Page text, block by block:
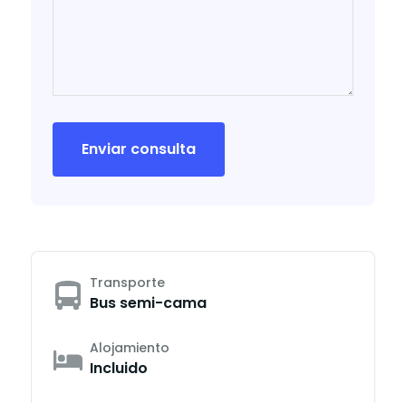
Enviar consulta
Transporte
Bus semi-cama
Alojamiento
Incluido